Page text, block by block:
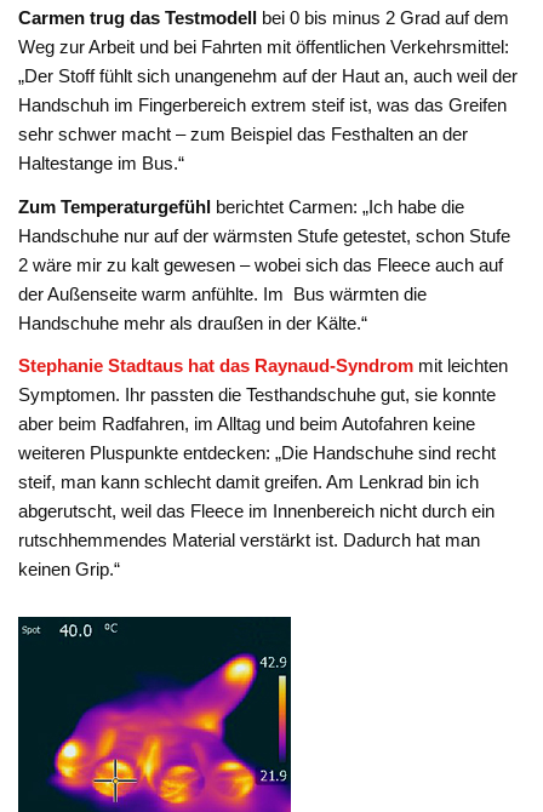
Carmen trug das Testmodell bei 0 bis minus 2 Grad auf dem
Weg zur Arbeit und bei Fahrten mit öffentlichen Verkehrsmittel:
„Der Stoff fühlt sich unangenehm auf der Haut an, auch weil der
Handschuh im Fingerbereich extrem steif ist, was das Greifen
sehr schwer macht – zum Beispiel das Festhalten an der
Haltestange im Bus.“
Zum Temperaturgefühl berichtet Carmen: „Ich habe die
Handschuhe nur auf der wärmsten Stufe getestet, schon Stufe
2 wäre mir zu kalt gewesen – wobei sich das Fleece auch auf
der Außenseite warm anfühlte. Im Bus wärmten die
Handschuhe mehr als draußen in der Kälte.“
Stephanie Stadtaus hat das Raynaud-Syndrom mit leichten
Symptomen. Ihr passten die Testhandschuhe gut, sie konnte
aber beim Radfahren, im Alltag und beim Autofahren keine
weiteren Pluspunkte entdecken: „Die Handschuhe sind recht
steif, man kann schlecht damit greifen. Am Lenkrad bin ich
abgerutscht, weil das Fleece im Innenbereich nicht durch ein
rutschhemmendes Material verstärkt ist. Dadurch hat man
keinen Grip.“